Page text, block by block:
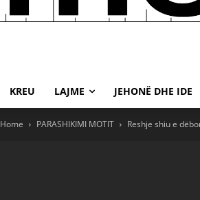
KREU LAJME JEHONË DHE IDE
Home PARASHIKIMI MOTIT Reshje shiu e